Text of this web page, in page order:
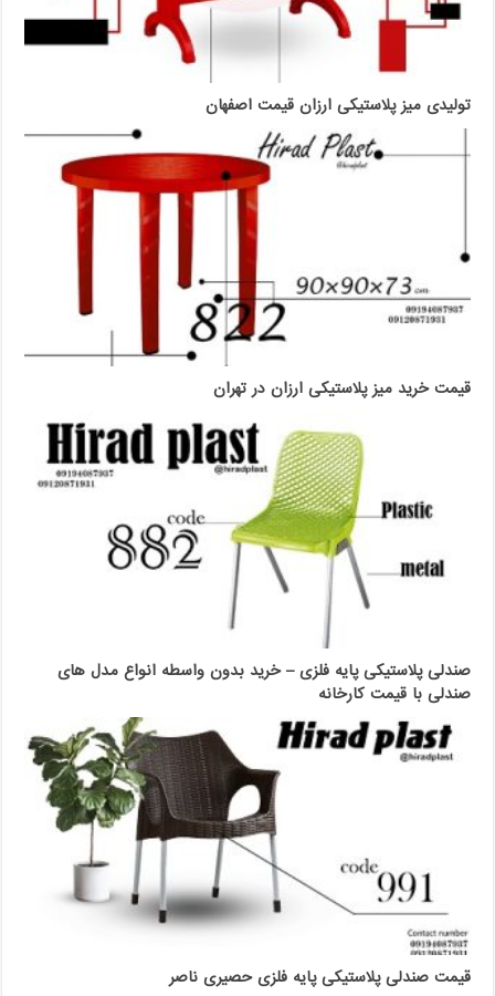
تولیدی میز پلاستیکی ارزان قیمت اصفهان
قیمت خرید میز پلاستیکی ارزان در تهران
صندلی پلاستیکی پایه فلزی – خرید بدون واسطه انواع مدل های
صندلی با قیمت کارخانه
قیمت صندلی پلاستیکی پایه فلزی حصیری ناصر